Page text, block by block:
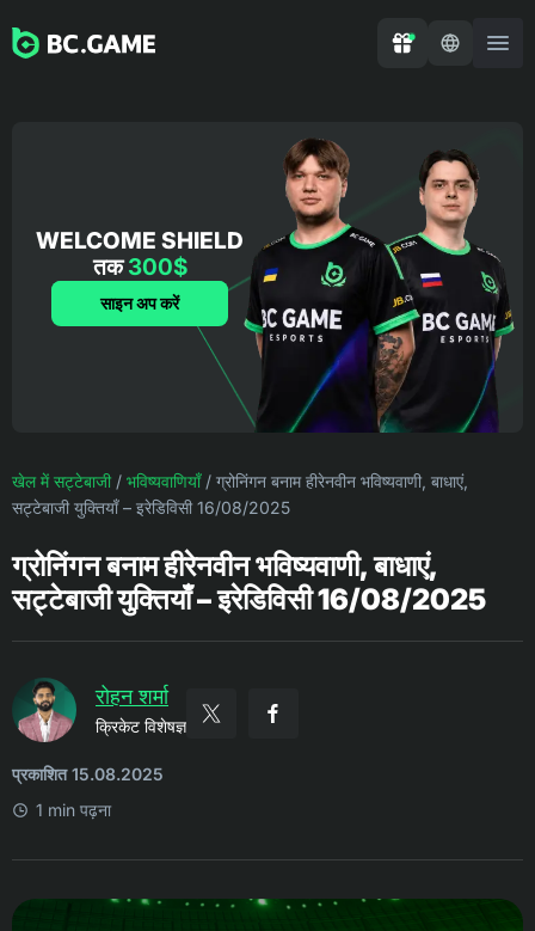
WELCOME SHIELD
तक300$
साइन अप करें
खेल में सट्टेबाजी/ भविष्यवाणियाँ/ ग्रोनिंगन बनाम हीरेनवीन भविष्यवाणी, बाधाएं,
सट्टेबाजी युक्तियाँ – इरेडिविसी 16/08/2025
ग्रोनिंगन बनाम हीरेनवीन भविष्यवाणी, बाधाएं,
सट्टेबाजी युक्तियाँ – इरेडिविसी 16/08/2025
रोहन शर्मा
क्रिकेट विशेषज्ञ
प्रकाशित 15.08.2025
1 min पढ़ना